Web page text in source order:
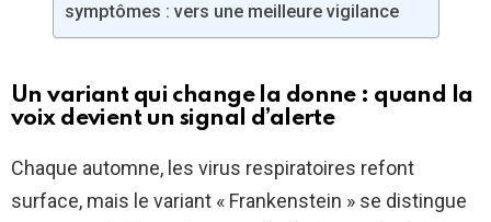
symptômes : vers une meilleure vigilance
Un variant qui change la donne : quand la
voix devient un signal d’alerte
Chaque automne, les virus respiratoires refont
surface, mais le variant « Frankenstein » se distingue